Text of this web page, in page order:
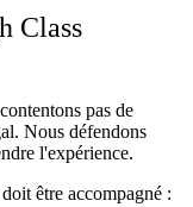
Class
pas de
Nous défendons
l'expérience.
être accompagné :